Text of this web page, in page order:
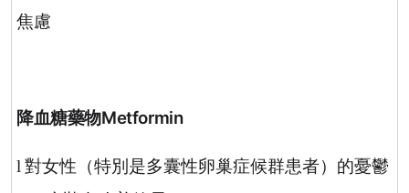
焦慮
降血糖藥物Metformin
l對女性（特別是多囊性卵巢症候群患者）的憂鬱